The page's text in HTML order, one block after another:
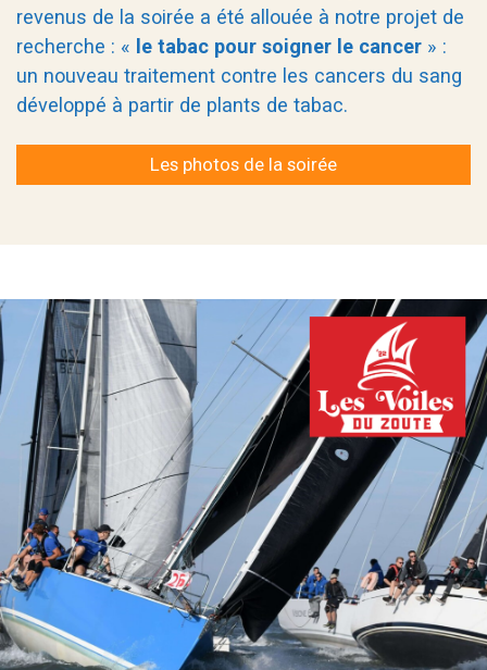
revenus de la soirée a été allouée à notre projet de
recherche : « le tabac pour soigner le cancer » :
un nouveau traitement contre les cancers du sang
développé à partir de plants de tabac.
Les photos de la soirée